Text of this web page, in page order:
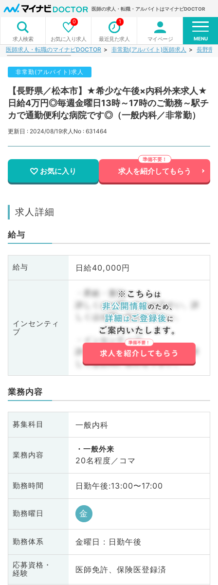
医師の求人・転職・アルバイトはマイナビDOCTOR
求人検索 お気に入り求人
0
最近見た求人
1
マイページ MENU
医師求人・転職のマイナビDOCTOR 非常勤(アルバイト)医師求人 長野県
非常勤(アルバイト)求人
【長野県／松本市】★希少な午後×内科外来求人★
日給4万円◎毎週金曜日13時～17時のご勤務～駅チ
カで通勤便利な病院です◎（一般内科／非常勤）
更新日 : 2024/08/19求人No : 631464
お気に入り 求人を紹介してもらう
求人詳細
給与
給与 日給40,000円
インセンティ
ブ
・昇給・賞与
詳しくはお問い合わせ下さい。詳
しくはお問い合わせ下さい。
・インセンティブ
詳しくはお問い合わせ下さい。詳
しくはお問い合わせ下さい。
業務内容
募集科目 一般内科
業務内容
一般外来
20名程度／コマ
勤務時間 日勤午後:13:00〜17:00
勤務曜日 金
勤務体系 金曜日 : 日勤午後
応募資格・
経験
医師免許、保険医登録済